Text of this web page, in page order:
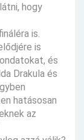
hogy
is.
is
és
Drakula és
hatásosan
az